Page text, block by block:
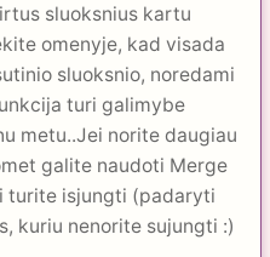
sluoksnius kartu
omenyje, kad visada
sluoksnio, noredami
turi galimybe
metu..Jei norite daugiau
galite naudoti Merge
turite isjungti (padaryti
kuriu nenorite sujungti :)